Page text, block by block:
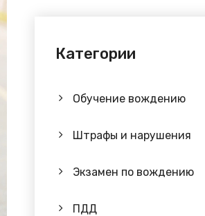
Категории
Обучение вождению
Штрафы и нарушения
Экзамен по вождению
ПДД